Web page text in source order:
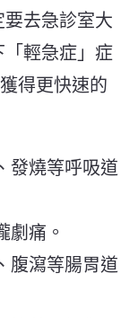
去急診室大
輕急症」症
得更快速的
發燒等呼吸道
劇痛。
腹瀉等腸胃道